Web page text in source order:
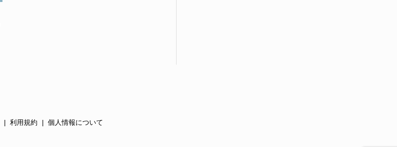
利用規約 個人情報について